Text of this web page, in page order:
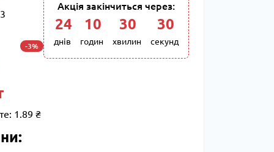
-3%
1.89 ₴
Акція закінчиться через:
24
днів
10
годин
30
хвилин
29
секунд